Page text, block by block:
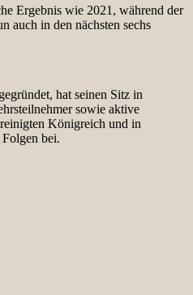
Ergebnis wie 2021, während der
auch in den nächsten sechs
hat seinen Sitz in
sowie aktive
Königreich und in
bei.